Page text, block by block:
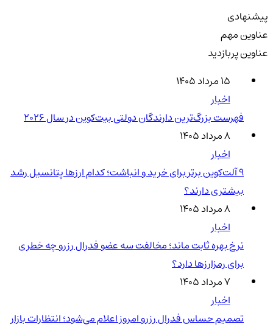
پیشنهادی
عناوین مهم
عناوین پربازدید
۱۵ مرداد ۱۴۰۵
اخبار
فهرست بزرگ‌ترین دارندگان دولتی بیت‌کوین در سال 2026
۸ مرداد ۱۴۰۵
اخبار
۹ آلت‌کوین برتر برای خرید و انباشت؛ کدام ارزها پتانسیل رشد
بیشتری دارند؟
۸ مرداد ۱۴۰۵
اخبار
نرخ بهره ثابت ماند؛ مخالفت سه عضو فدرال رزرو چه خطری
برای رمزارزها دارد؟
۷ مرداد ۱۴۰۵
اخبار
تصمیم حساس فدرال رزرو امروز اعلام می‌شود؛ انتظارات بازار